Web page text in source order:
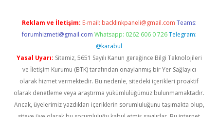
Reklam ve İletişim: E-mail: backlinkpaneli@gmail.com Teams:
forumhizmeti@gmail.com Whatsapp: 0262 606 0 726 Telegram:
@karabul
Yasal Uyarı: Sitemiz, 5651 Sayılı Kanun gereğince Bilgi Teknolojileri
ve İletişim Kurumu (BTK) tarafından onaylanmış bir Yer Sağlayıcı
olarak hizmet vermektedir. Bu nedenle, sitedeki içerikleri proaktif
olarak denetleme veya araştırma yükümlülüğümüz bulunmamaktadır.
Ancak, üyelerimiz yazdıkları içeriklerin sorumluluğunu taşımakta olup,